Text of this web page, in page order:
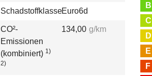
SchadstoffklasseEuro6d
CO²-
Emissionen
(kombiniert) 1)
2)
134,00 g/km
B
C
D
E
F